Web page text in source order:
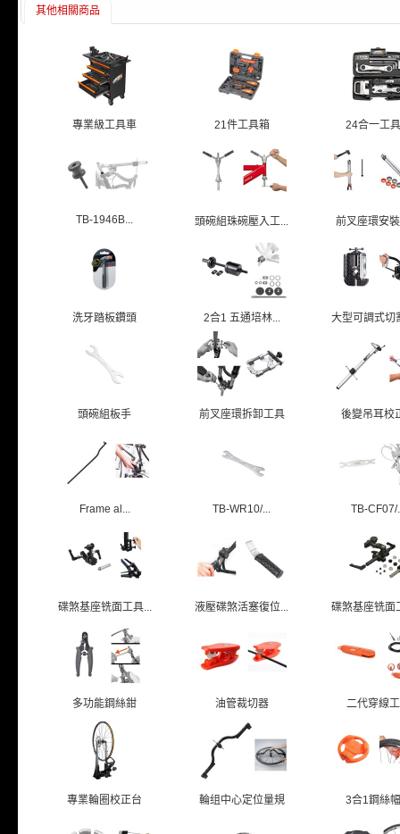
其他相關商品
專業級工具車 21件工具箱 24合一工
TB-1946B... 頭碗組珠碗壓入工... 前叉座環安
洗牙踏板鑽頭 2合1 五通培林... 大型可調式切
頭碗組板手 前叉座環拆卸工具 後變吊耳校
Frame al... TB-WR10/... TB-CF07/
碟煞基座铣面工具... 液壓碟煞活塞復位... 碟煞基座铣面
多功能鋼絲鉗 油管裁切器 二代穿線
專業輪圈校正台 輪组中心定位量規 3合1鋼絲